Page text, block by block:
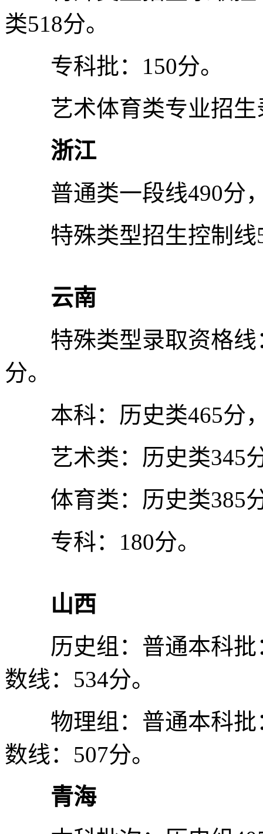
类518分。
专科批：150分。
艺术体育类专业招生
浙江
普通类一段线490分
特殊类型招生控制线
云南
特殊类型录取资格线
分。
本科：历史类465分
艺术类：历史类345
体育类：历史类385
专科：180分。
山西
历史组：普通本科批
数线：534分。
物理组：普通本科批
数线：507分。
青海